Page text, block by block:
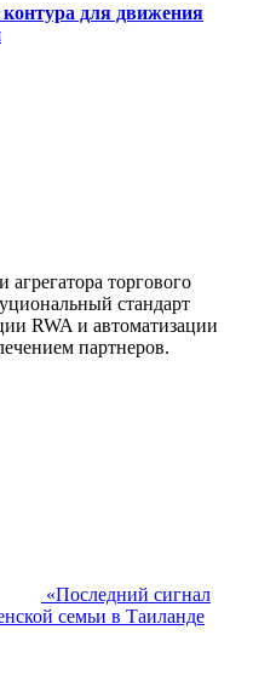
для движения
торгового
стандарт
RWA и автоматизации
партнеров.
«Последний сигнал
семьи в Таиланде